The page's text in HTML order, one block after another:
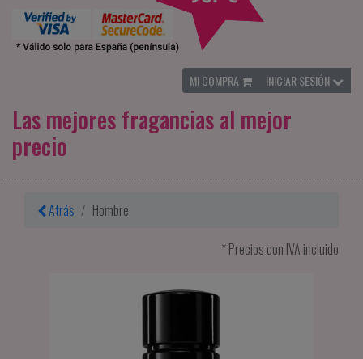
MI COMPRA INICIAR SESIÓN
Las mejores fragancias al mejor
precio
Atrás
Hombre
* Precios con IVA incluido